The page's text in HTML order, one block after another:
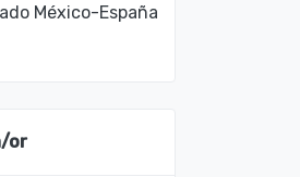
México-España
or